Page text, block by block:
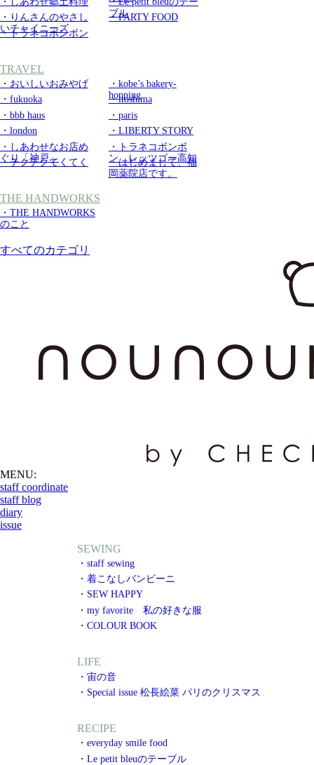
ブル
・りんさんのやさし
いチャイニーズ
・PARTY FOOD
・トラネコボンボン
TRAVEL
・おいしいおみやげ
・kobe’s bakery-
hopping
・fukuoka
・itoshima
・bbb haus
・paris
・london
・LIBERTY STORY
・しあわせなお店め
ぐり「神戸」
・トラネコボンボ
ン レッツゴー高知
・チクチクてくてく
・はじめまして、福
岡薬院店です。
THE HANDWORKS
・THE HANDWORKS
のこと
すべてのカテゴリ
MENU:
staff coordinate
staff blog
diary
issue
SEWING
・staff sewing
・着こなしバンビーニ
・SEW HAPPY
・my favorite 私の好きな服
・COLOUR BOOK
LIFE
・宙の音
・Special issue 松長絵菜 パリのクリスマス
RECIPE
・everyday smile food
・Le petit bleuのテーブル